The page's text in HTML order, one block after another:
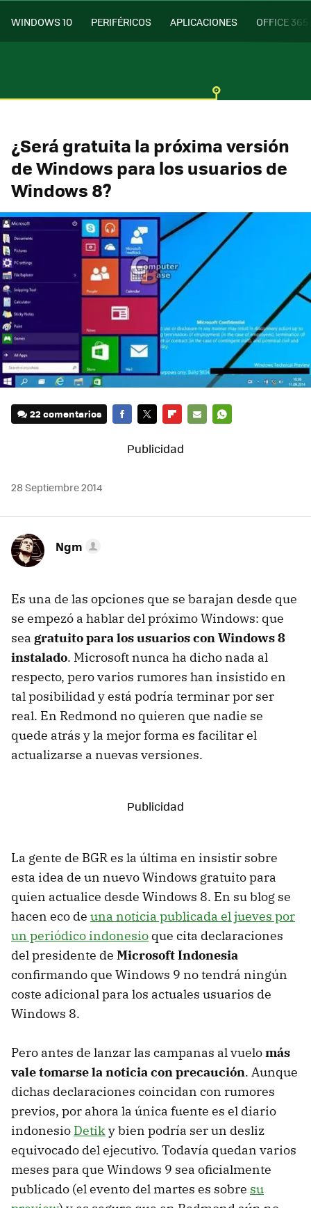
WINDOWS 10 PERIFÉRICOS APLICACIONES OFFICE 365
¿Será gratuita la próxima versión
de Windows para los usuarios de
Windows 8?
22 comentarios
28 Septiembre 2014
Ngm
Es una de las opciones que se barajan desde que
se empezó a hablar del próximo Windows: que
sea gratuito para los usuarios con Windows 8
instalado. Microsoft nunca ha dicho nada al
respecto, pero varios rumores han insistido en
tal posibilidad y está podría terminar por ser
real. En Redmond no quieren que nadie se
quede atrás y la mejor forma es facilitar el
actualizarse a nuevas versiones.
La gente de BGR es la última en insistir sobre
esta idea de un nuevo Windows gratuito para
quien actualice desde Windows 8. En su blog se
hacen eco de una noticia publicada el jueves por
un periódico indonesio que cita declaraciones
del presidente de Microsoft Indonesia
confirmando que Windows 9 no tendrá ningún
coste adicional para los actuales usuarios de
Windows 8.
Pero antes de lanzar las campanas al vuelomás
vale tomarse la noticia con precaución. Aunque
dichas declaraciones coincidan con rumores
previos, por ahora la única fuente es el diario
indonesio Detiky bien podría ser un desliz
equivocado del ejecutivo. Todavía quedan varios
meses para que Windows 9 sea oficialmente
publicado (el evento del martes es sobre su